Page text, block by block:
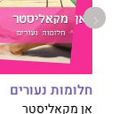
חלומות נעורים
אן מקאליסטר